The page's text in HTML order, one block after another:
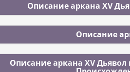
Описание аркана XV
Описание
Описание аркана XV Дьявол